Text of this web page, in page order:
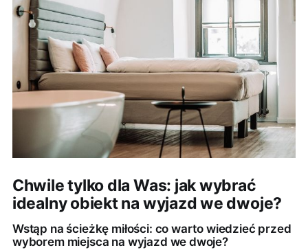
Chwile tylko dla Was: jak wybrać
idealny obiekt na wyjazd we dwoje?
Wstąp na ścieżkę miłości: co warto wiedzieć przed
wyborem miejsca na wyjazd we dwoje?